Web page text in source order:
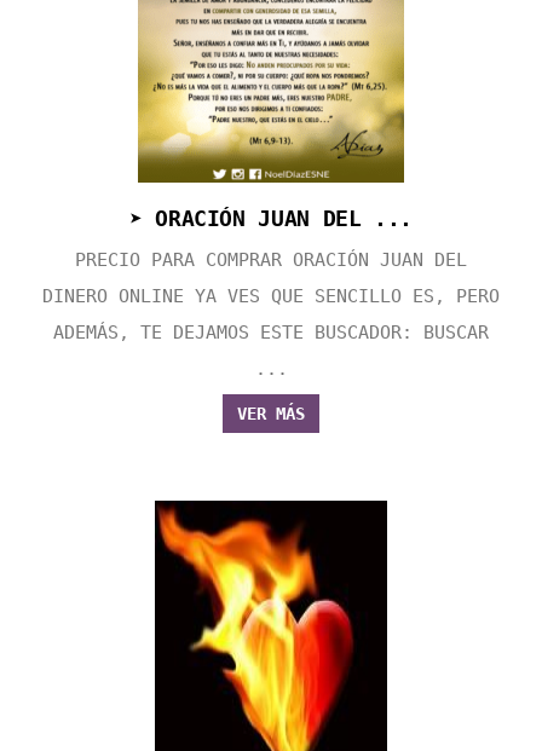
➤ ORACIÓN JUAN DEL ...
PRECIO PARA COMPRAR ORACIÓN JUAN DEL
DINERO ONLINE YA VES QUE SENCILLO ES, PERO
ADEMÁS, TE DEJAMOS ESTE BUSCADOR: BUSCAR
...
VER MÁS